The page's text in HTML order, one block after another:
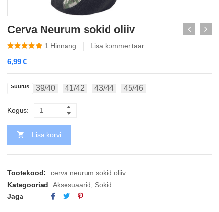
Cerva Neurum sokid oliiv
1 Hinnang Lisa kommentaar
6,99 €
Suurus 39/40 41/42 43/44 45/46
Kogus:
Lisa korvi
Tootekood:
cerva neurum sokid oliiv
Kategooriad
Aksesuaarid
Sokid
Jaga